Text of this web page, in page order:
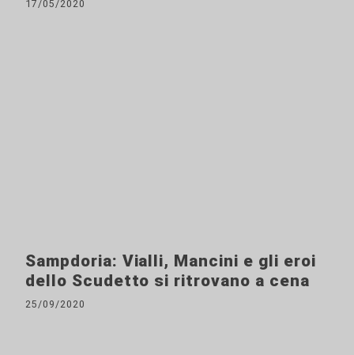
17/05/2020
Sampdoria: Vialli, Mancini e gli eroi
dello Scudetto si ritrovano a cena
25/09/2020